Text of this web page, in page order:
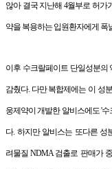
않아 결국 지난해 4월부로 허가
약을 복용하는 입원환자에게 폭
이후 수크랄페이트 단일성분의
감췄다. 다만 복합제에는 이 성
웅제약이 개발한 알비스에도 '
다. 하지만 알비스는 또다른 성
려물질 NDMA 검출로 판매가